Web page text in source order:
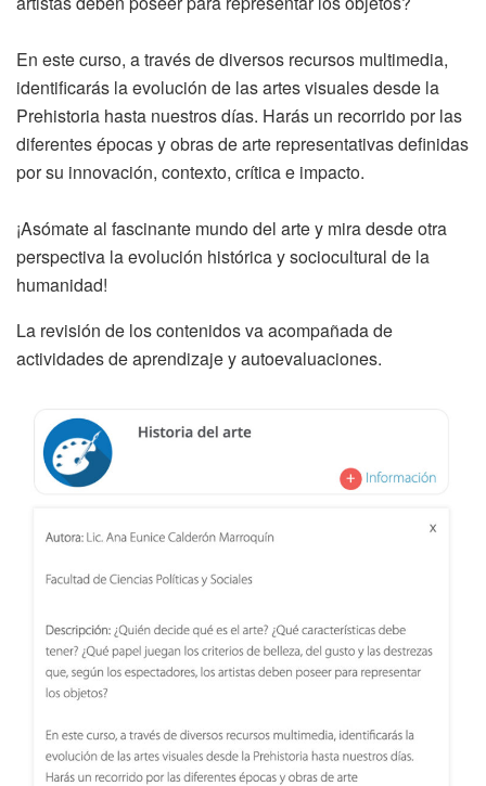
En este curso, a través de diversos recursos multimedia,
identificarás la evolución de las artes visuales desde la
Prehistoria hasta nuestros días. Harás un recorrido por las
diferentes épocas y obras de arte representativas definidas
por su innovación, contexto, crítica e impacto.
¡Asómate al fascinante mundo del arte y mira desde otra
perspectiva la evolución histórica y sociocultural de la
humanidad!
La revisión de los contenidos va acompañada de
actividades de aprendizaje y autoevaluaciones.